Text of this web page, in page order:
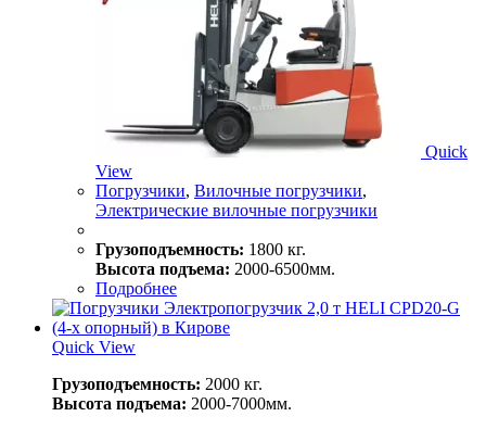
Quick
View
Погрузчики, Вилочные погрузчики,
Электрические вилочные погрузчики
Грузоподъемность: 1800 кг.
Высота подъема: 2000-6500мм.
Подробнее
Quick View
Грузоподъемность: 2000 кг.
Высота подъема: 2000-7000мм.